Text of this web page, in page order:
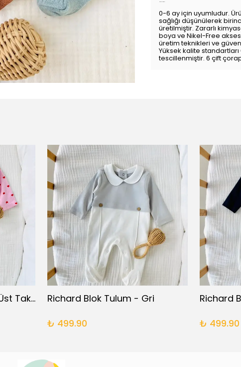
0-6 ay için uyumludur.
sağlığı düşünülerek
üretilmiştir. Zararlı
boya ve Nikel-Free
üretim teknikleri ve
Yüksek kalite
tescillenmiştir. 6 çift
Kırmızı Kalpli Pembe Alt Üst Takım
Richard Blok Tulum - Gri
₺ 499.90
Richard
₺ 499.90